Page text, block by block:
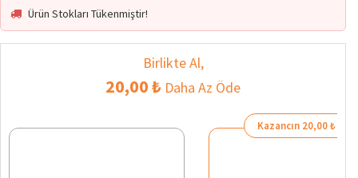
Ürün Stokları Tükenmiştir!
Birlikte Al,
20,00 ₺ Daha Az Öde
Kazancın 20,00 ₺